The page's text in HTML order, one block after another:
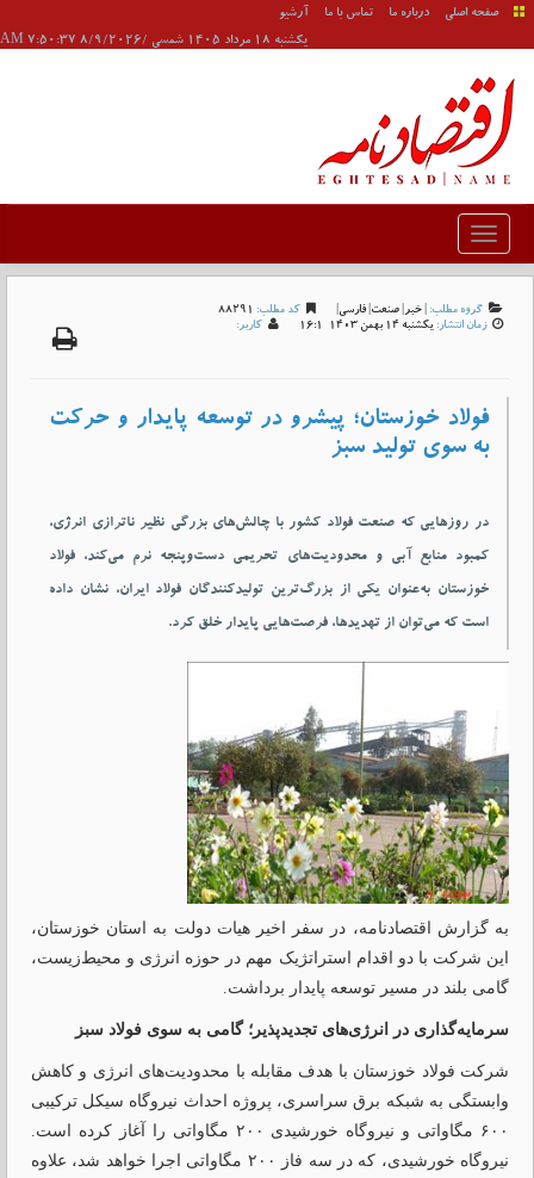
صفحه اصلی درباره ما تماس با ما
آرشیو
يکشنبه 18 مرداد 1405 شمسی /8/9/2026 7:50:37 AM
گروه مطلب: | خبر| صنعت| فارسی| کد مطلب: 88291
زمان انتشار: يکشنبه 14 بهمن 1403-16:1 کاربر:
فولاد خوزستان؛ پیشرو در توسعه پایدار و حرکت
به سوی تولید سبز
در روزهایی که صنعت فولاد کشور با چالش‌های بزرگی نظیر ناترازی انرژی،
کمبود منابع آبی و محدودیت‌های تحریمی دست‌وپنجه نرم می‌کند، فولاد
خوزستان به‌عنوان یکی از بزرگ‌ترین تولیدکنندگان فولاد ایران، نشان داده
است که می‌توان از تهدیدها، فرصت‌هایی پایدار خلق کرد.
به گزارش اقتصادنامه، در سفر اخیر هیات دولت به استان خوزستان،
این شرکت با دو اقدام استراتژیک مهم در حوزه انرژی و محیط‌زیست،
گامی بلند در مسیر توسعه پایدار برداشت.
سرمایه‌گذاری در انرژی‌های تجدیدپذیر؛ گامی به سوی فولاد سبز
شرکت فولاد خوزستان با هدف مقابله با محدودیت‌های انرژی و کاهش
وابستگی به شبکه برق سراسری، پروژه احداث نیروگاه سیکل ترکیبی
۶۰۰ مگاواتی و نیروگاه خورشیدی ۲۰۰ مگاواتی را آغاز کرده است.
نیروگاه خورشیدی، که در سه فاز ۲۰۰ مگاواتی اجرا خواهد شد، علاوه